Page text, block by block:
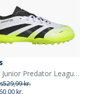
adidas Junior Predator League Radiant Blaze Pack TF Astro Fodboldstøvler Cloud White/Core Black/Lucid Lemon
529,99 kr.
kr.